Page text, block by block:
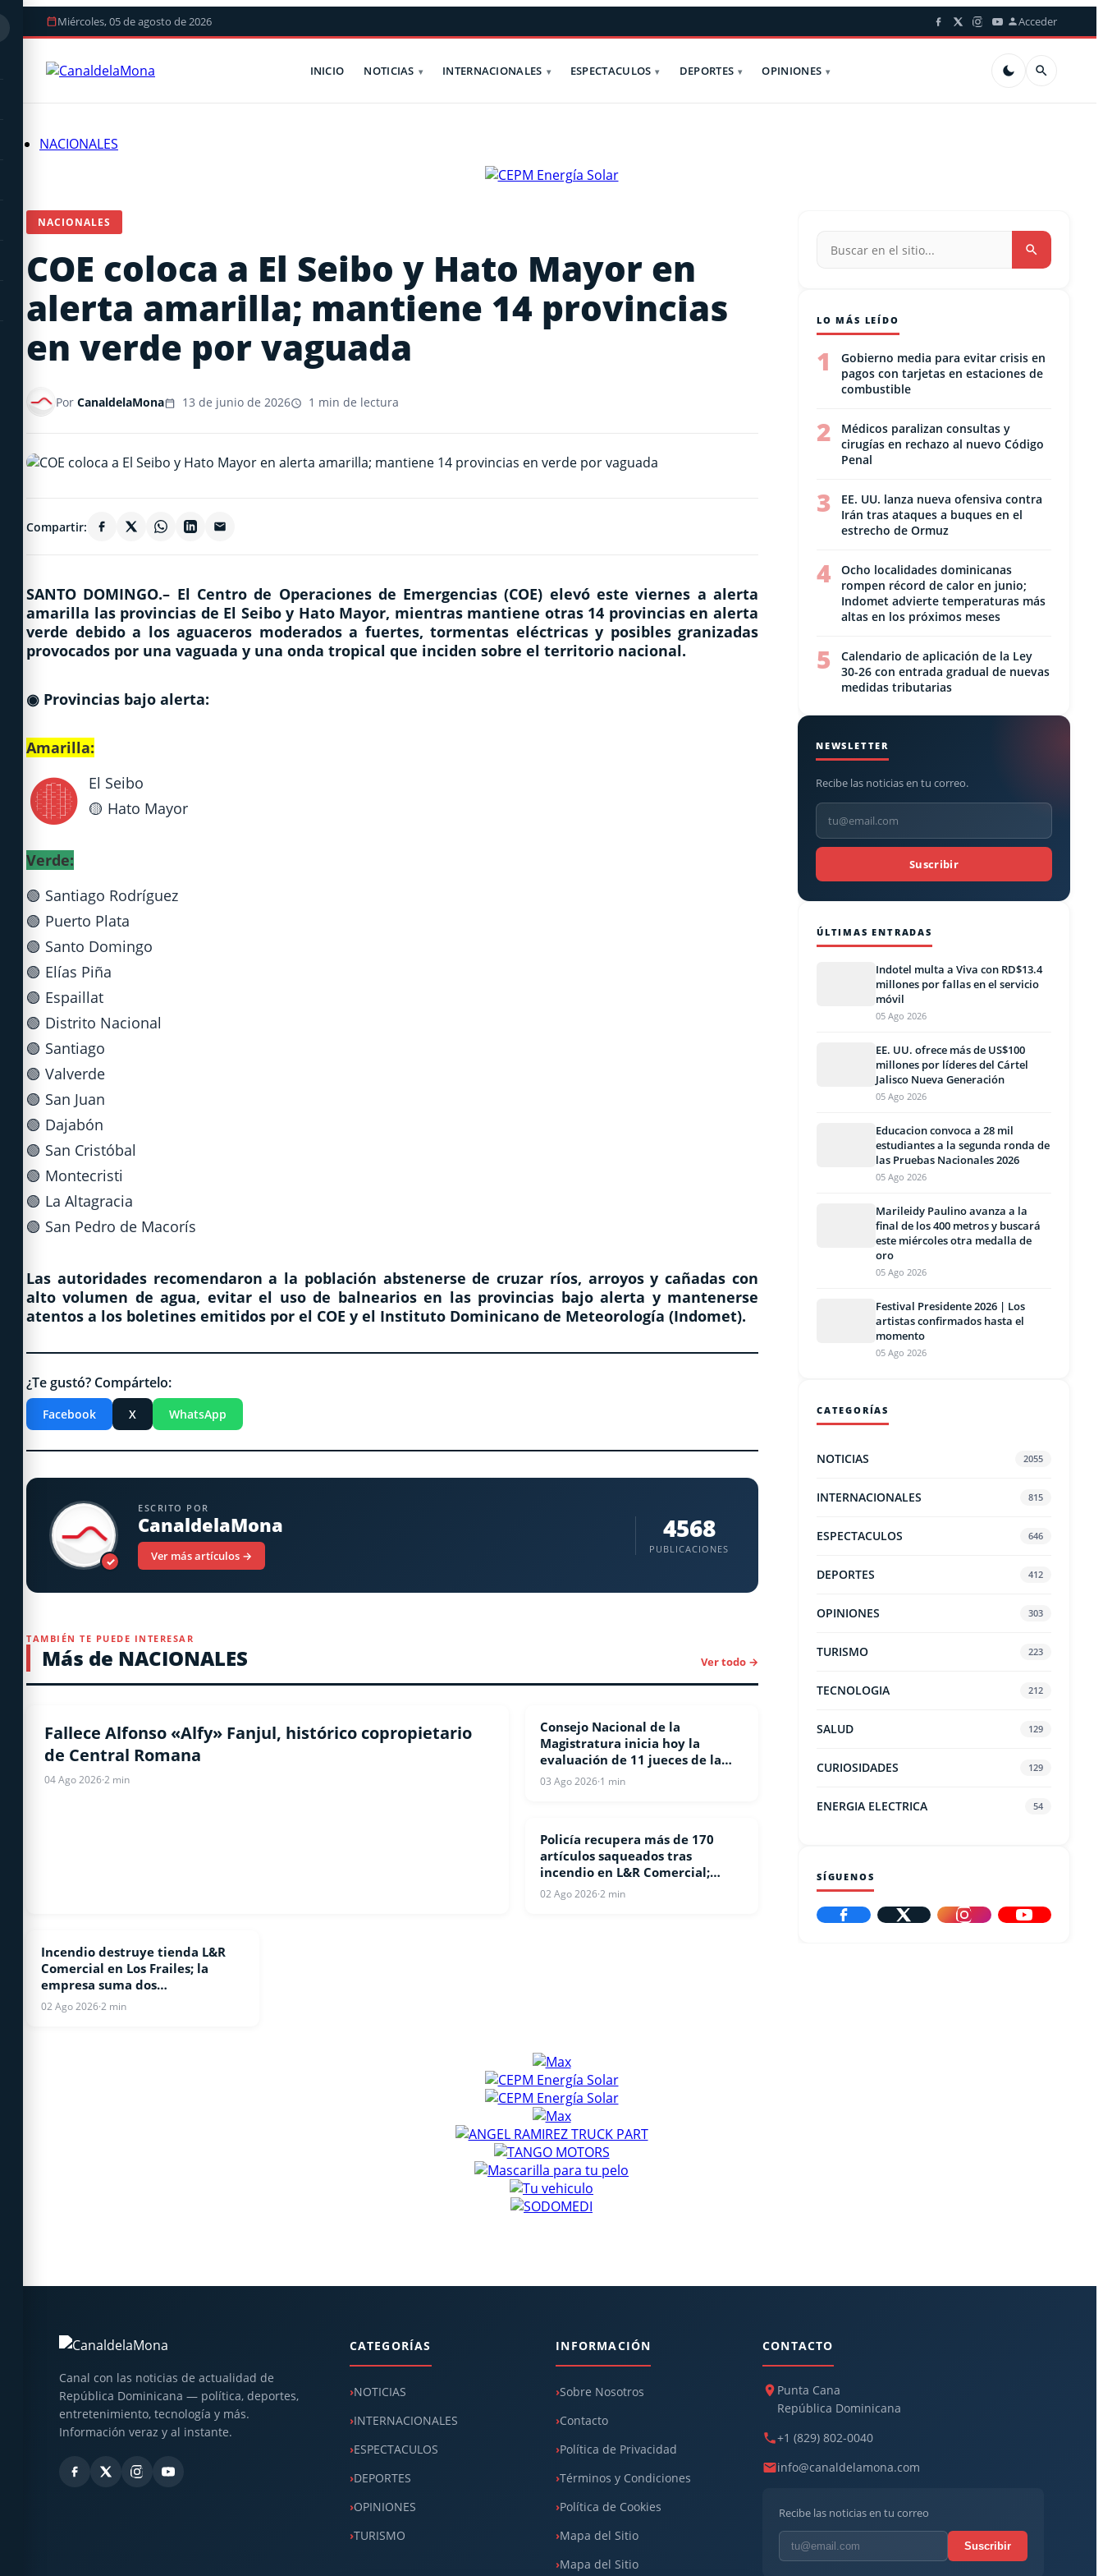
Miércoles, 05 de agosto de 2026 Acceder
INICIO NOTICIAS INTERNACIONALES ESPECTACULOS DEPORTES OPINIONES
NACIONALES
NACIONALES
COE coloca a El Seibo y Hato Mayor en
alerta amarilla; mantiene 14 provincias
en verde por vaguada
Por CanaldelaMona 13 de junio de 2026 1 min de lectura
Compartir:
SANTO DOMINGO.– El Centro de Operaciones de Emergencias (COE) elevó este viernes a alerta
amarilla las provincias de El Seibo y Hato Mayor, mientras mantiene otras 14 provincias en alerta
verde debido a los aguaceros moderados a fuertes, tormentas eléctricas y posibles granizadas
provocados por una vaguada y una onda tropical que inciden sobre el territorio nacional.
◉ Provincias bajo alerta:
Amarilla:
🟡 El Seibo
🟡 Hato Mayor
Verde:
🟢 Santiago Rodríguez
🟢 Puerto Plata
🟢 Santo Domingo
🟢 Elías Piña
🟢 Espaillat
🟢 Distrito Nacional
🟢 Santiago
🟢 Valverde
🟢 San Juan
🟢 Dajabón
🟢 San Cristóbal
🟢 Montecristi
🟢 La Altagracia
🟢 San Pedro de Macorís
Las autoridades recomendaron a la población abstenerse de cruzar ríos, arroyos y cañadas con
alto volumen de agua, evitar el uso de balnearios en las provincias bajo alerta y mantenerse
atentos a los boletines emitidos por el COE y el Instituto Dominicano de Meteorología (Indomet).
¿Te gustó? Compártelo:
Facebook X WhatsApp
✓
ESCRITO POR
CanaldelaMona
Ver más artículos →
4568
PUBLICACIONES
TAMBIÉN TE PUEDE INTERESAR
Más de NACIONALES Ver todo →
NACIONALES
Fallece Alfonso «Alfy» Fanjul, histórico copropietario
de Central Romana
04 Ago 2026·2 min
NACIONALES
Consejo Nacional de la
Magistratura inicia hoy la
evaluación de 11 jueces de la
Suprema Corte de Justicia
03 Ago 2026·1 min
NACIONALES
Policía recupera más de 170
artículos saqueados tras
incendio en L&R Comercial;
continúan las detenciones
02 Ago 2026·2 min
NACIONALES
Incendio destruye tienda L&R
Comercial en Los Frailes; la
empresa suma dos
establecimientos consumidos
por el fuego en 60 días
02 Ago 2026·2 min
LO MÁS LEÍDO
1
Gobierno media para evitar crisis en
pagos con tarjetas en estaciones de
combustible
2
Médicos paralizan consultas y
cirugías en rechazo al nuevo Código
Penal
3
EE. UU. lanza nueva ofensiva contra
Irán tras ataques a buques en el
estrecho de Ormuz
4
Ocho localidades dominicanas
rompen récord de calor en junio;
Indomet advierte temperaturas más
altas en los próximos meses
5
Calendario de aplicación de la Ley
30-26 con entrada gradual de nuevas
medidas tributarias
NEWSLETTER
Recibe las noticias en tu correo.
Suscribir
ÚLTIMAS ENTRADAS
Indotel multa a Viva con RD$13.4
millones por fallas en el servicio
móvil
05 Ago 2026
EE. UU. ofrece más de US$100
millones por líderes del Cártel
Jalisco Nueva Generación
05 Ago 2026
Educacion convoca a 28 mil
estudiantes a la segunda ronda de
las Pruebas Nacionales 2026
05 Ago 2026
Marileidy Paulino avanza a la
final de los 400 metros y buscará
este miércoles otra medalla de
oro
05 Ago 2026
Festival Presidente 2026 | Los
artistas confirmados hasta el
momento
05 Ago 2026
CATEGORÍAS
NOTICIAS 2055
INTERNACIONALES 815
ESPECTACULOS 646
DEPORTES 412
OPINIONES 303
TURISMO 223
TECNOLOGIA 212
SALUD 129
CURIOSIDADES 129
ENERGIA ELECTRICA 54
SÍGUENOS
Canal con las noticias de actualidad de
República Dominicana — política, deportes,
entretenimiento, tecnología y más.
Información veraz y al instante.
CATEGORÍAS
NOTICIAS
INTERNACIONALES
ESPECTACULOS
DEPORTES
OPINIONES
TURISMO
INFORMACIÓN
Sobre Nosotros
Contacto
Política de Privacidad
Términos y Condiciones
Política de Cookies
Mapa del Sitio
Mapa del Sitio
CONTACTO
Punta Cana
República Dominicana
+1 (829) 802-0040
info@canaldelamona.com
Recibe las noticias en tu correo
Suscribir